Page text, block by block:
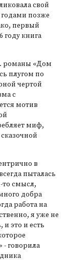
свой
позже
первый
году книга
романы «Дом
плугом по
чертой
с
мотив
миф,
в
пыталась
то смысл,
добра
работа на
я уже не
и это и есть
- говорила